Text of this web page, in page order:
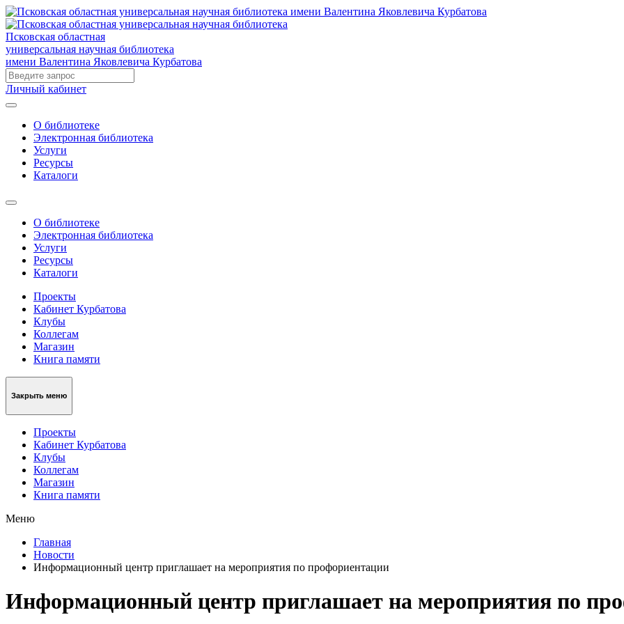
Псковская областная
универсальная научная библиотека
имени Валентина Яковлевича Курбатова
Личный кабинет
О библиотеке
Электронная библиотека
Услуги
Ресурсы
Каталоги
О библиотеке
Электронная библиотека
Услуги
Ресурсы
Каталоги
Проекты
Кабинет Курбатова
Клубы
Коллегам
Магазин
Книга памяти
Закрыть меню
Проекты
Кабинет Курбатова
Клубы
Коллегам
Магазин
Книга памяти
Меню
Главная
Новости
Информационный центр приглашает на мероприятия по профориентации
Информационный центр приглашает на мероприятия по